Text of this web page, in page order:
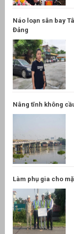
Náo loạn sân bay
Đảng
Nâng tĩnh không
Làm phụ gia cho